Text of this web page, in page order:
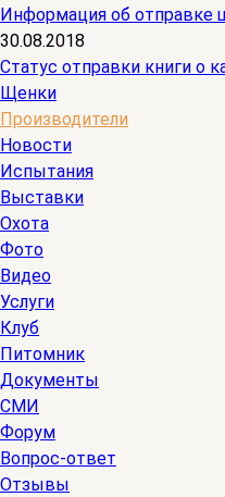
Информация об отправке
30.08.2018
Статус отправки книги о
Щенки
Производители
Новости
Испытания
Выставки
Охота
Фото
Видео
Услуги
Клуб
Питомник
Документы
СМИ
Форум
Вопрос-ответ
Отзывы